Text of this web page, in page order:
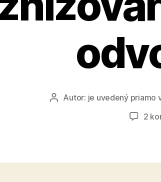
AutorAutor: je uvedený priamo
2